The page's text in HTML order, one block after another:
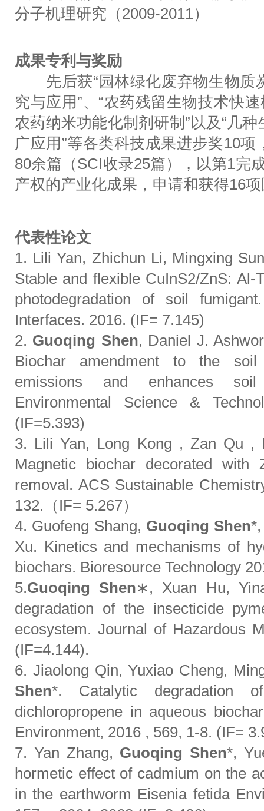
分子机理研究（2009-2011）
成果专利与奖励
先后获“园林绿化废弃物生物质
究与应用”、“农药残留生物技术快
农药纳米功能化制剂研制”以及“几
广应用”等各类科技成果进步奖10
80余篇（SCI收录25篇），以第1完
产权的产业化成果，申请和获得16
代表性论文
1. Lili Yan, Zhichun Li, Mingxing
Stable and flexible CuInS2/ZnS:
photodegradation of soil
Interfaces. 2016. (IF= 7.145)
2. Guoqing Shen, Daniel J.
Biochar amendment to the soil
emissions and enhances soil
Environmental Science &
(IF=5.393)
3. Lili Yan, Long Kong , Zan Qu
Magnetic biochar decorated
removal. ACS Sustainable
132.（IF= 5.267）
4. Guofeng Shang, Guoqing Shen
Xu. Kinetics and mechanisms of
biochars. Bioresource Technology
5.Guoqing Shen∗, Xuan Hu,
degradation of the insecticide
ecosystem. Journal of Hazardous
(IF=4.144).
6. Jiaolong Qin, Yuxiao Cheng,
Shen*. Catalytic degradation
dichloropropene in aqueous
Environment, 2016 , 569, 1-8. (IF=
7. Yan Zhang, Guoqing Shen*,
hormetic effect of cadmium on the
in the earthworm Eisenia fetida